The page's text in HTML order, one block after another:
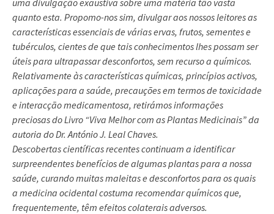
uma divulgação exaustiva sobre uma matéria tão vasta
quanto esta. Propomo-nos sim, divulgar aos nossos leitores as
características essenciais de várias ervas, frutos, sementes e
tubérculos, cientes de que tais conhecimentos lhes possam ser
úteis para ultrapassar desconfortos, sem recurso a químicos.
Relativamente às características químicas, princípios activos,
aplicações para a saúde, precauções em termos de toxicidade
e interacção medicamentosa, retirámos informações
preciosas do Livro “Viva Melhor com as Plantas Medicinais” da
autoria do Dr. António J. Leal Chaves.
Descobertas científicas recentes continuam a identificar
surpreendentes benefícios de algumas plantas para a nossa
saúde, curando muitas maleitas e desconfortos para os quais
a medicina ocidental costuma recomendar químicos que,
frequentemente, têm efeitos colaterais adversos.